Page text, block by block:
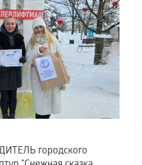
городского